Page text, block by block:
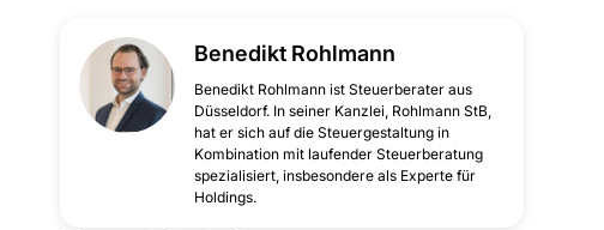
Benedikt Rohlmann
‍Benedikt Rohlmann ist Steuerberater aus
Düsseldorf. In seiner Kanzlei, Rohlmann StB,
hat er sich auf die Steuergestaltung in
Kombination mit laufender Steuerberatung
spezialisiert, insbesondere als Experte für
Holdings.